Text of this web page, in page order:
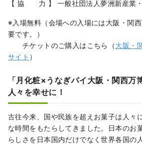
【 協 力 】 一般社団法人夢洲新産業
※入場無料（会場への入場には大阪・関
要です。）
チケットのご購入はこちら（大阪・
サイト ）
「月化粧×うなぎパイ大阪・関西万
人々を幸せに！
古往今来、国や民族を超えお菓子は人々
な時間をもたらしてきました。日本のお
らしさを日本国内だけでなく世界各国の